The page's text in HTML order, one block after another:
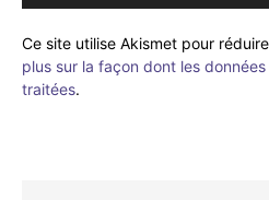
Ce site utilise Akismet pour
plus sur la façon dont les
traitées.